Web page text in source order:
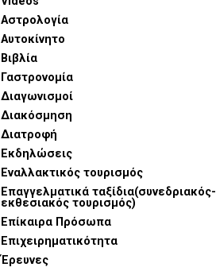
Αστρολογία
Αυτοκίνητο
Βιβλία
Γαστρονομία
Διαγωνισμοί
Διακόσμηση
Διατροφή
Εκδηλώσεις
Εναλλακτικός τουρισμός
Επαγγελματικά ταξίδια(συνεδριακός-
εκθεσιακός τουρισμός)
Επίκαιρα Πρόσωπα
Επιχειρηματικότητα
Έρευνες